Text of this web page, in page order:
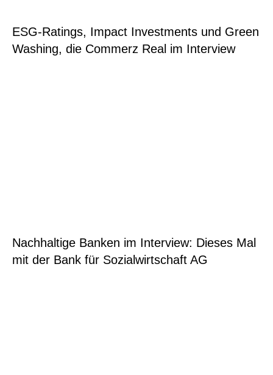
ESG-Ratings, Impact Investments und Green
Washing, die Commerz Real im Interview
Nachhaltige Banken im Interview: Dieses Mal
mit der Bank für Sozialwirtschaft AG